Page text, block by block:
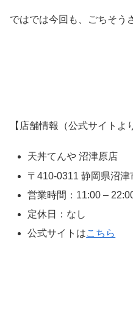
ではでは今回も、ごちそう
【店舗情報（公式サイトよ
天丼てんや 沼津原店
〒410-0311 静岡県沼
営業時間：11:00 –
定休日：なし
公式サイトはこちら